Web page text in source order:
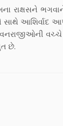
રાક્ષસને
આશિર્વાદ
વચ્ચે
છે.